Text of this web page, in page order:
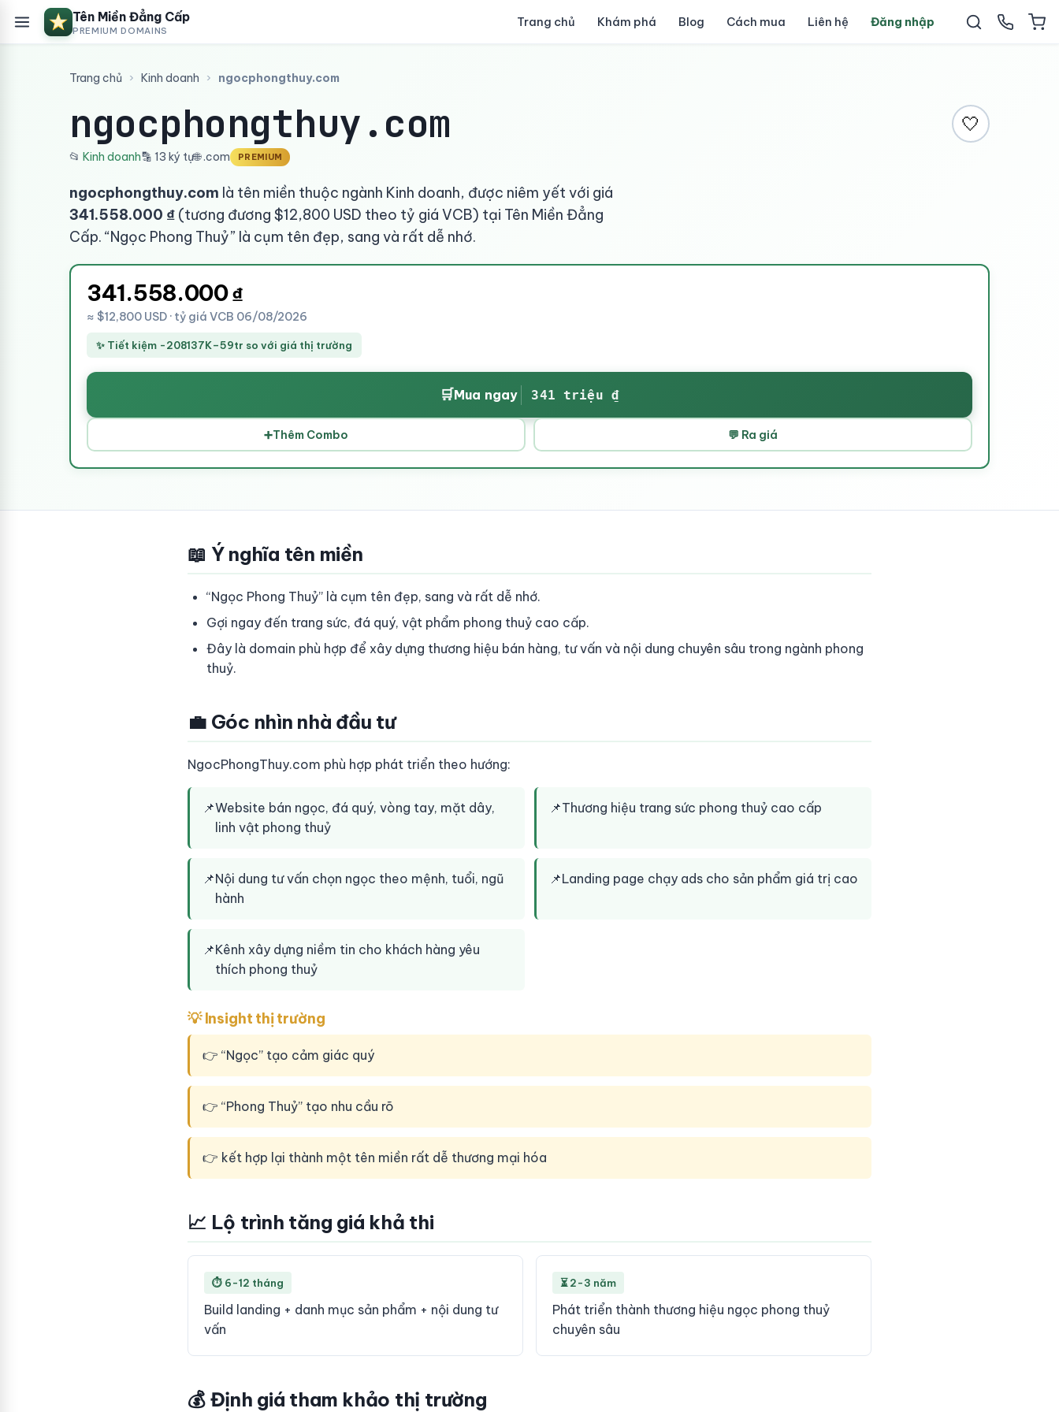
Tên Miền Đẳng Cấp
PREMIUM DOMAINS
Trang chủ Khám phá Blog Cách mua Liên hệ Đăng nhập
Trang chủ › Kinh doanh › ngocphongthuy.com
ngocphongthuy.com 🤍
📂 Kinh doanh🔡 13 ký tự🌐 .com PREMIUM
ngocphongthuy.com là tên miền thuộc ngành Kinh doanh, được niêm yết với giá
341.558.000 ₫ (tương đương $12,800 USD theo tỷ giá VCB) tại Tên Miền Đẳng
Cấp. “Ngọc Phong Thuỷ” là cụm tên đẹp, sang và rất dễ nhớ.
341.558.000₫
≈ $12,800 USD · tỷ giá VCB 06/08/2026
✨ Tiết kiệm -208137K–59tr so với giá thị trường
🛒Mua ngay 341 triệu ₫
➕Thêm Combo 💬 Ra giá
📖 Ý nghĩa tên miền
“Ngọc Phong Thuỷ” là cụm tên đẹp, sang và rất dễ nhớ.
Gợi ngay đến trang sức, đá quý, vật phẩm phong thuỷ cao cấp.
Đây là domain phù hợp để xây dựng thương hiệu bán hàng, tư vấn và nội dung chuyên sâu trong ngành phong
thuỷ.
💼 Góc nhìn nhà đầu tư
NgocPhongThuy.com phù hợp phát triển theo hướng:
📌Website bán ngọc, đá quý, vòng tay, mặt dây,
linh vật phong thuỷ
📌Thương hiệu trang sức phong thuỷ cao cấp
📌Nội dung tư vấn chọn ngọc theo mệnh, tuổi, ngũ
hành
📌Landing page chạy ads cho sản phẩm giá trị cao
📌Kênh xây dựng niềm tin cho khách hàng yêu
thích phong thuỷ
💡 Insight thị trường
👉 “Ngọc” tạo cảm giác quý
👉 “Phong Thuỷ” tạo nhu cầu rõ
👉 kết hợp lại thành một tên miền rất dễ thương mại hóa
📈 Lộ trình tăng giá khả thi
⏱ 6-12 tháng
Build landing + danh mục sản phẩm + nội dung tư
vấn
⏳ 2-3 năm
Phát triển thành thương hiệu ngọc phong thuỷ
chuyên sâu
💰 Định giá tham khảo thị trường